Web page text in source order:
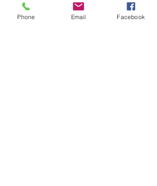
Recent Posts
Phone Email Facebook